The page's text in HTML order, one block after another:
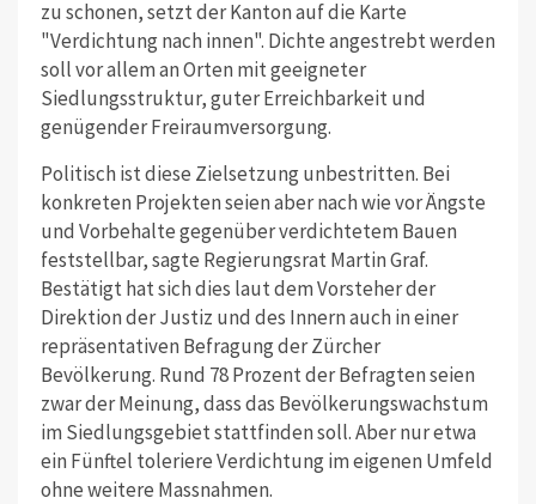
zu schonen, setzt der Kanton auf die Karte
"Verdichtung nach innen". Dichte angestrebt werden
soll vor allem an Orten mit geeigneter
Siedlungsstruktur, guter Erreichbarkeit und
genügender Freiraumversorgung.
Politisch ist diese Zielsetzung unbestritten. Bei
konkreten Projekten seien aber nach wie vor Ängste
und Vorbehalte gegenüber verdichtetem Bauen
feststellbar, sagte Regierungsrat Martin Graf.
Bestätigt hat sich dies laut dem Vorsteher der
Direktion der Justiz und des Innern auch in einer
repräsentativen Befragung der Zürcher
Bevölkerung. Rund 78 Prozent der Befragten seien
zwar der Meinung, dass das Bevölkerungswachstum
im Siedlungsgebiet stattfinden soll. Aber nur etwa
ein Fünftel toleriere Verdichtung im eigenen Umfeld
ohne weitere Massnahmen.